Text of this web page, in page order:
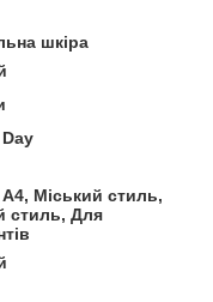
шкіра
Міський стиль,
стиль, Для